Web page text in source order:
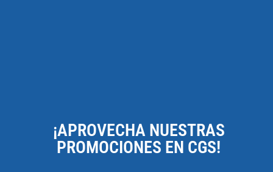
¡APROVECHA NUESTRAS
PROMOCIONES EN CGS!